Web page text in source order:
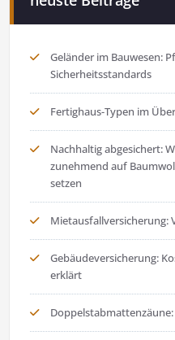
Geländer im Bauwesen:
Sicherheitsstandards
Fertighaus-Typen im
Nachhaltig abgesichert:
zunehmend auf
setzen
Mietausfallversicherung:
Gebäudeversicherung:
erklärt